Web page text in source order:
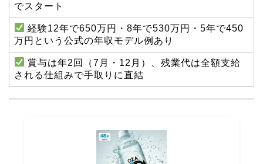
でスタート
経験12年で650万円・8年で530万円・5年で450
万円という公式の年収モデル例あり
賞与は年2回（7月・12月）、残業代は全額支給
される仕組みで手取りに直結